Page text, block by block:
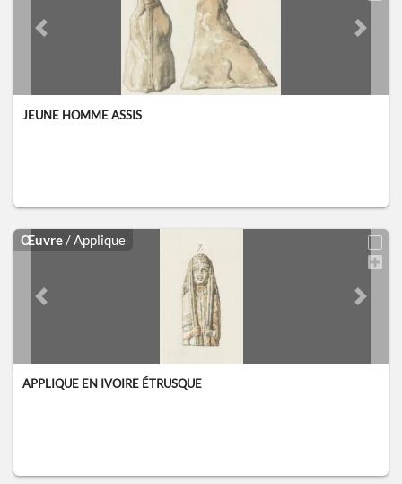
Previous slide Next
JEUNE HOMME ASSIS
Œuvre / Applique
Previous slide Next
APPLIQUE EN IVOIRE ÉTRUSQUE